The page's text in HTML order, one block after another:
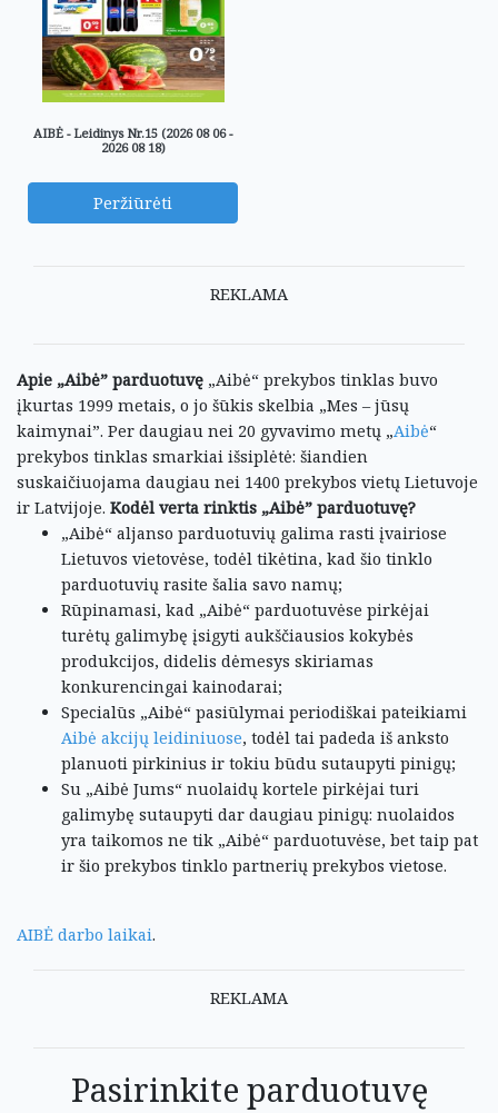
AIBĖ - Leidinys Nr.15 (2026 08 06 -
2026 08 18)
Peržiūrėti
REKLAMA
Apie „Aibė” parduotuvę „Aibė“ prekybos tinklas buvo
įkurtas 1999 metais, o jo šūkis skelbia „Mes – jūsų
kaimynai”. Per daugiau nei 20 gyvavimo metų „Aibė“
prekybos tinklas smarkiai išsiplėtė: šiandien
suskaičiuojama daugiau nei 1400 prekybos vietų Lietuvoje
ir Latvijoje. Kodėl verta rinktis „Aibė” parduotuvę?
„Aibė“ aljanso parduotuvių galima rasti įvairiose
Lietuvos vietovėse, todėl tikėtina, kad šio tinklo
parduotuvių rasite šalia savo namų;
Rūpinamasi, kad „Aibė“ parduotuvėse pirkėjai
turėtų galimybę įsigyti aukščiausios kokybės
produkcijos, didelis dėmesys skiriamas
konkurencingai kainodarai;
Specialūs „Aibė“ pasiūlymai periodiškai pateikiami
Aibė akcijų leidiniuose, todėl tai padeda iš anksto
planuoti pirkinius ir tokiu būdu sutaupyti pinigų;
Su „Aibė Jums“ nuolaidų kortele pirkėjai turi
galimybę sutaupyti dar daugiau pinigų: nuolaidos
yra taikomos ne tik „Aibė“ parduotuvėse, bet taip pat
ir šio prekybos tinklo partnerių prekybos vietose.
AIBĖ darbo laikai.
REKLAMA
Pasirinkite parduotuvę